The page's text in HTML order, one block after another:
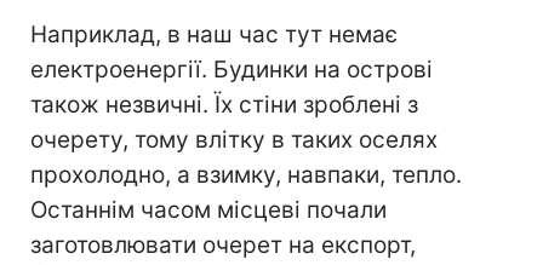
Наприклад, в наш час тут немає
електроенергії. Будинки на острові
також незвичні. Їх стіни зроблені з
очерету, тому влітку в таких оселях
прохолодно, а взимку, навпаки, тепло.
Останнім часом місцеві почали
заготовлювати очерет на експорт,